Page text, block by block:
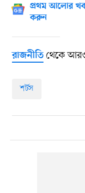
প্রথম আলোর
করুন
রাজনীতিথেকে
শর্টস